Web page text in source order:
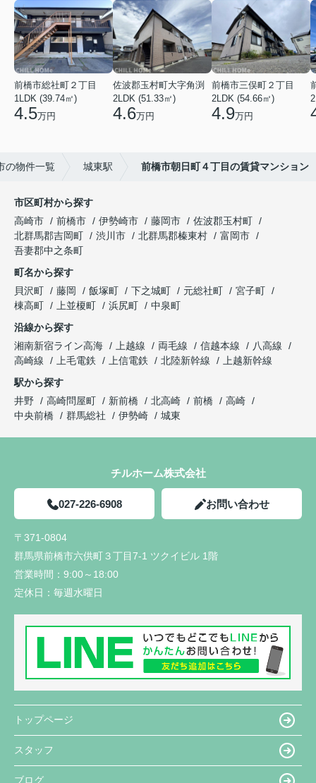
前橋市総社町２丁目
1LDK (39.74㎡)
4.5万円
佐波郡玉村町大字角渕
2LDK (51.33㎡)
4.6万円
前橋市三俣町２丁目
2LDK (54.66㎡)
4.9万円
の物件一覧 城東駅 前橋市朝日町４丁目の賃貸マンション
市区町村から探す
高崎市
前橋市 伊勢崎市 藤岡市
佐波郡玉村町
北群馬郡吉岡町
渋川市 北群馬郡榛東村
富岡市
吾妻郡中之条町
町名から探す
貝沢町
藤岡 飯塚町 下之城町 元総社町
宮子町
棟高町
上並榎町 浜尻町
中泉町
沿線から探す
湘南新宿ライン高海
上越線 両毛線 信越本線
八高線
高崎線
上毛電鉄 上信電鉄 北陸新幹線
上越新幹線
駅から探す
井野
高崎問屋町 新前橋 北高崎 前橋
高崎
中央前橋
群馬総社 伊勢崎 城東
チルホーム株式会社
027-226-6908 お問い合わせ
〒371-0804
群馬県前橋市六供町３丁目7-1 ツクイビル 1階
営業時間： 9:00～18:00
定休日： 毎週水曜日
トップページ
スタッフ
ブログ